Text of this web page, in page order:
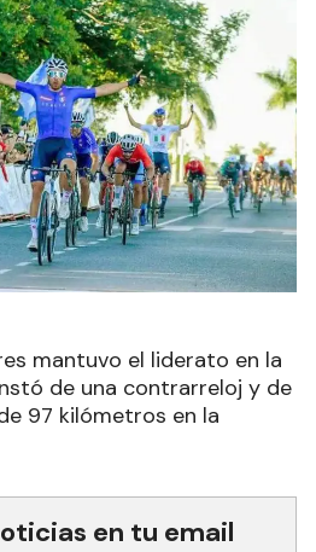
mantuvo el liderato en la
de una contrarreloj y de
97 kilómetros en la
en tu email